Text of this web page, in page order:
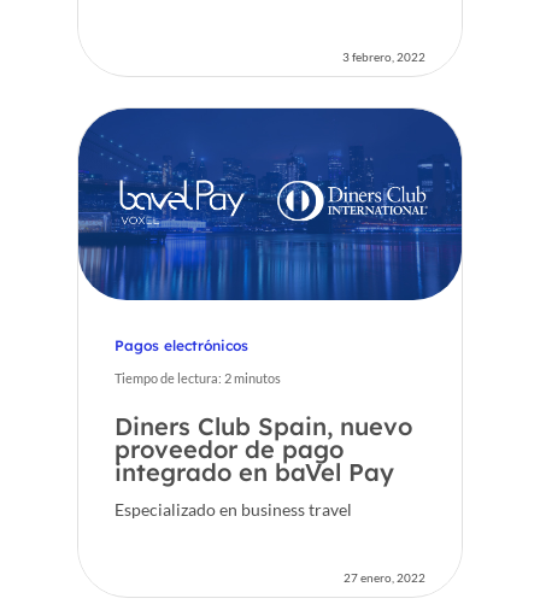
3 febrero, 2022
Pagos electrónicos
Tiempo de lectura: 2minutos
Diners Club Spain, nuevo
proveedor de pago
integrado en baVel Pay
Especializado en business travel
27 enero, 2022
FR
EN